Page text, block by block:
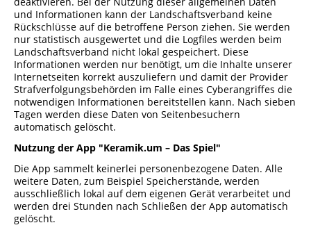
und Informationen kann der Landschaftsverband keine
Rückschlüsse auf die betroffene Person ziehen. Sie werden
nur statistisch ausgewertet und die Logfiles werden beim
Landschaftsverband nicht lokal gespeichert. Diese
Informationen werden nur benötigt, um die Inhalte unserer
Internetseiten korrekt auszuliefern und damit der Provider
Strafverfolgungsbehörden im Falle eines Cyberangriffes die
notwendigen Informationen bereitstellen kann. Nach sieben
Tagen werden diese Daten von Seitenbesuchern
automatisch gelöscht.
Nutzung der App "Keramik.um – Das Spiel"
Die App sammelt keinerlei personenbezogene Daten. Alle
weitere Daten, zum Beispiel Speicherstände, werden
ausschließlich lokal auf dem eigenen Gerät verarbeitet und
werden drei Stunden nach Schließen der App automatisch
gelöscht.